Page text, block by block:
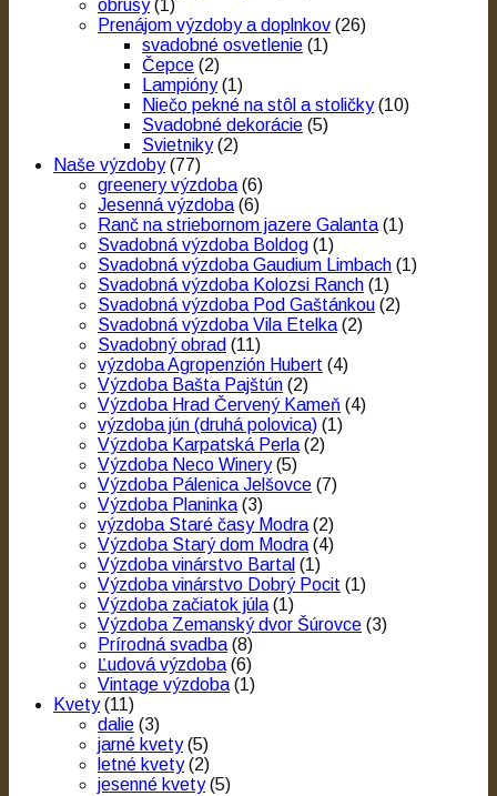
obrusy (1)
Prenájom výzdoby a doplnkov (26)
svadobné osvetlenie (1)
Čepce (2)
Lampióny (1)
Niečo pekné na stôl a stoličky (10)
Svadobné dekorácie (5)
Svietniky (2)
Naše výzdoby (77)
greenery výzdoba (6)
Jesenná výzdoba (6)
Ranč na striebornom jazere Galanta (1)
Svadobná výzdoba Boldog (1)
Svadobná výzdoba Gaudium Limbach (1)
Svadobná výzdoba Kolozsi Ranch (1)
Svadobná výzdoba Pod Gaštánkou (2)
Svadobná výzdoba Vila Etelka (2)
Svadobný obrad (11)
výzdoba Agropenzión Hubert (4)
Výzdoba Bašta Pajštún (2)
Výzdoba Hrad Červený Kameň (4)
výzdoba jún (druhá polovica) (1)
Výzdoba Karpatská Perla (2)
Výzdoba Neco Winery (5)
Výzdoba Pálenica Jelšovce (7)
Výzdoba Planinka (3)
výzdoba Staré časy Modra (2)
Výzdoba Starý dom Modra (4)
Výzdoba vinárstvo Bartal (1)
Výzdoba vinárstvo Dobrý Pocit (1)
Výzdoba začiatok júla (1)
Výzdoba Zemanský dvor Šúrovce (3)
Prírodná svadba (8)
Ľudová výzdoba (6)
Vintage výzdoba (1)
Kvety (11)
dalie (3)
jarné kvety (5)
letné kvety (2)
jesenné kvety (5)